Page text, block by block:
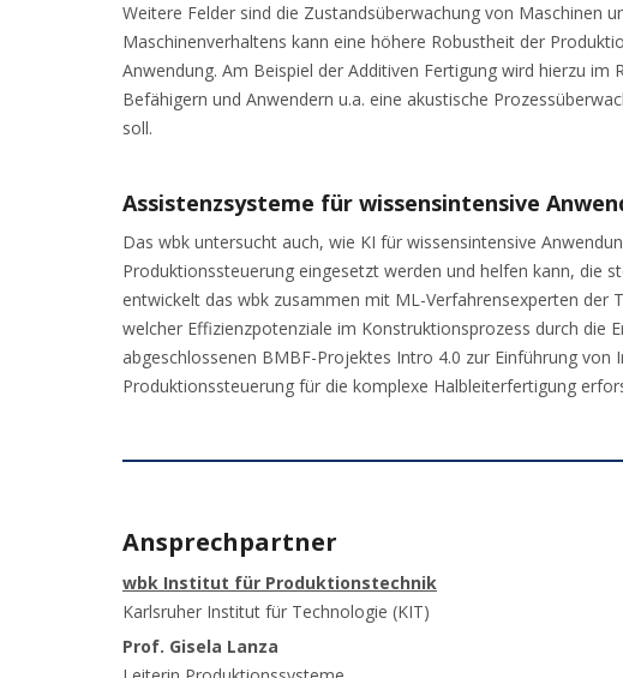
Weitere Felder sind die Zustandsüberwachung von Maschinen
Maschinenverhaltens kann eine höhere Robustheit der
Anwendung. Am Beispiel der Additiven Fertigung wird hierzu
Befähigern und Anwendern u.a. eine akustische
soll.
Assistenzsysteme für wissensintensive
Das wbk untersucht auch, wie KI für wissensintensive
Produktionssteuerung eingesetzt werden und helfen kann, die
entwickelt das wbk zusammen mit ML-Verfahrensexperten der
welcher Effizienzpotenziale im Konstruktionsprozess durch die
abgeschlossenen BMBF-Projektes Intro 4.0 zur Einführung
Produktionssteuerung für die komplexe Halbleiterfertigung
Ansprechpartner
wbk Institut für Produktionstechnik
Karlsruher Institut für Technologie (KIT)
Prof. Gisela Lanza